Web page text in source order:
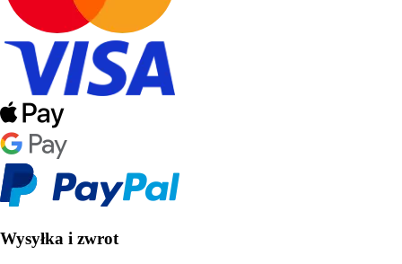
Wysyłka i zwrot